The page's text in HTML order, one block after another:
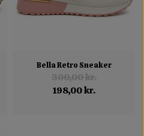
Bella Retro Sneaker
300,00 kr.
198,00 kr.